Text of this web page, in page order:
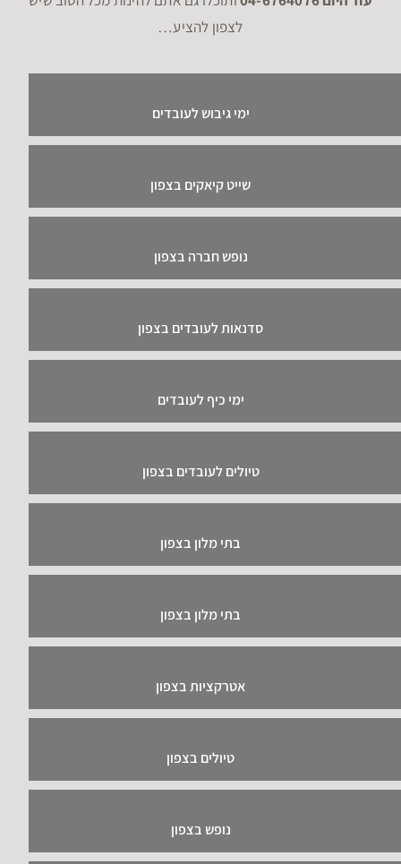
טיולים לעובדים בצפון
בתי מלון בצפון
בתי מלון בצפון
אטרקציות בצפון
טיולים בצפון
נופש בצפון
הפקות אירועים בצפון